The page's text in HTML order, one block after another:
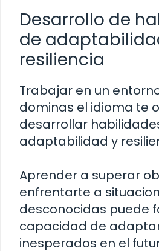
Desarrollo de
de
resiliencia
Trabajar en un
dominas el idioma te
desarrollar
adaptabilidad y
Aprender a superar
enfrentarte a
desconocidas puede
capacidad de
inesperados en el